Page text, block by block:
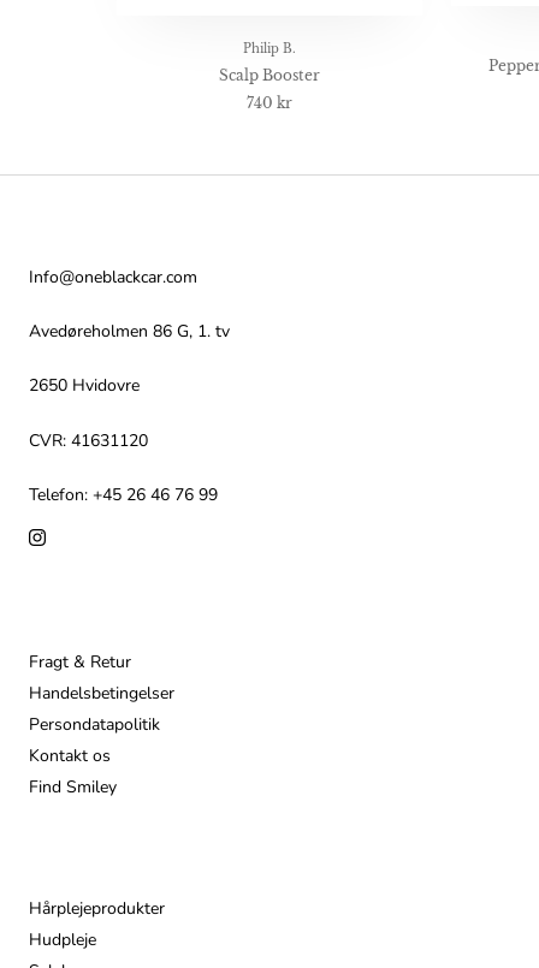
Philip B.
Scalp Booster
740 kr
Info@oneblackcar.com
Avedøreholmen 86 G, 1. tv
2650 Hvidovre
CVR: 41631120
Telefon: +45 26 46 76 99
Fragt & Retur
Handelsbetingelser
Persondatapolitik
Kontakt os
Find Smiley
Hårplejeprodukter
Hudpleje